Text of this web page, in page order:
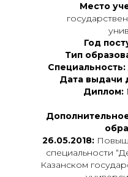
Место
Год
Тип
Специальность:
Дата выдачи
Диплом:
26.05.2018:
специальности
Казанском